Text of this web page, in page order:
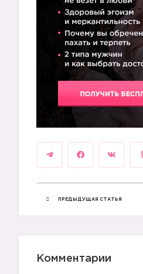
ПРЕДЫДУЩАЯ СТАТЬЯ
Комментарии